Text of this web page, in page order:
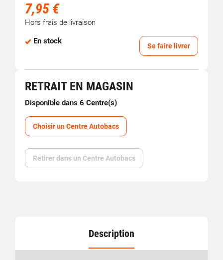
7,95 €
Hors frais de livraison
En stock
Se faire livrer
RETRAIT EN MAGASIN
Disponible dans 6 Centre(s)
Choisir un Centre Autobacs
Retirer dans un Centre Autobacs
Description